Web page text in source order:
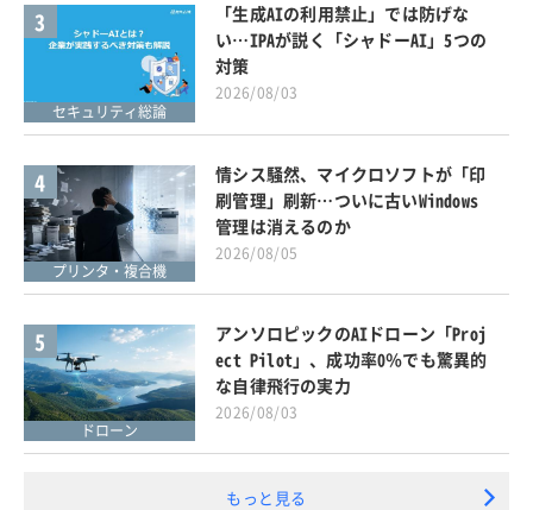
3
セキュリティ総論
「生成AIの利用禁止」では防げな
い…IPAが説く「シャドーAI」5つの
対策
2026/08/03
4
プリンタ・複合機
情シス騒然、マイクロソフトが「印
刷管理」刷新…ついに古いWindows
管理は消えるのか
2026/08/05
5
ドローン
アンソロピックのAIドローン「Proj
ect Pilot」、成功率0％でも驚異的
な自律飛行の実力
2026/08/03
もっと見る